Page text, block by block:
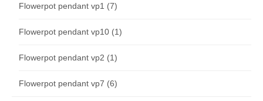
Flowerpot pendant vp1 (7)
Flowerpot pendant vp10 (1)
Flowerpot pendant vp2 (1)
Flowerpot pendant vp7 (6)